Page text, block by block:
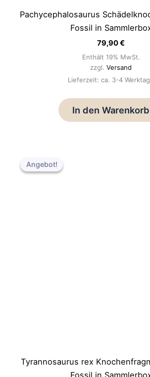
Pachycephalosaurus
Fossil in
79,90€
Enthält 19% MwSt.
zzgl. Versand
Lieferzeit: ca. 3-4
In den Warenkorb
Angebot!
Angebot!
Tyrannosaurus rex